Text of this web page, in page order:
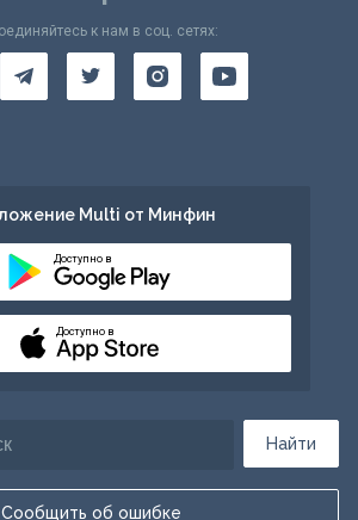
Найти
Сообщить об ошибке
к нам в соц. сетях:
Multi от Минфин
Доступно в
Доступно в